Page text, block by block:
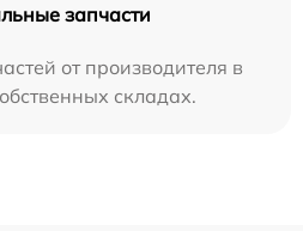
запчасти
от производителя в
складах.